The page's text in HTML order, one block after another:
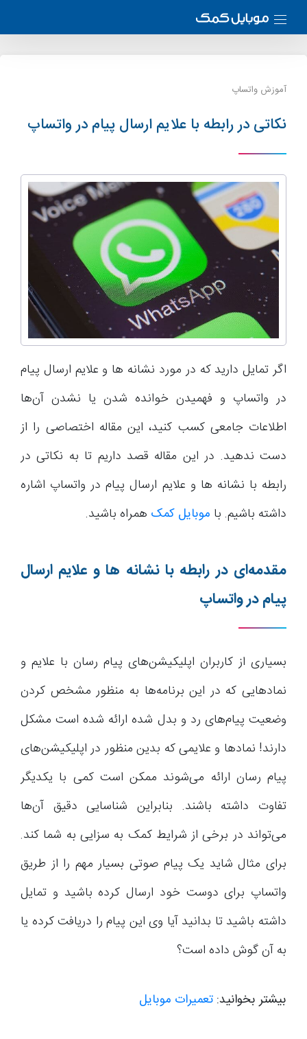
آموزش واتساپ
نکاتی در رابطه با علایم ارسال پیام در واتساپ
اگر تمایل دارید که در مورد نشانه ها و علایم ارسال پیام
در واتساپ و فهمیدن خوانده شدن یا نشدن آن‌ها
اطلاعات جامعی کسب کنید، این مقاله اختصاصی را از
دست ندهید. در این مقاله قصد داریم تا به نکاتی در
رابطه با نشانه ها و علایم ارسال پیام در واتساپ اشاره
داشته باشیم. با موبایل کمک همراه باشید.
مقدمه‌ای در رابطه با نشانه ها و علایم ارسال
پیام در واتساپ
بسیاری از کاربران اپلیکیشن‌های پیام رسان با علایم و
نمادهایی که در این برنامه‌ها به منظور مشخص کردن
وضعیت پیام‌های رد و بدل شده ارائه شده است مشکل
دارند! نمادها و علایمی که بدین منظور در اپلیکیشن‌های
پیام رسان ارائه می‌شوند ممکن است کمی با یکدیگر
تفاوت داشته باشند. بنابراین شناسایی دقیق آن‌ها
می‌تواند در برخی از شرایط کمک به سزایی به شما کند.
برای مثال شاید یک پیام صوتی بسیار مهم را از طریق
واتساپ برای دوست خود ارسال کرده باشید و تمایل
داشته باشید تا بدانید آیا وی این پیام را دریافت کرده یا
به آن گوش داده است؟
بیشتر بخوانید: تعمیرات موبایل